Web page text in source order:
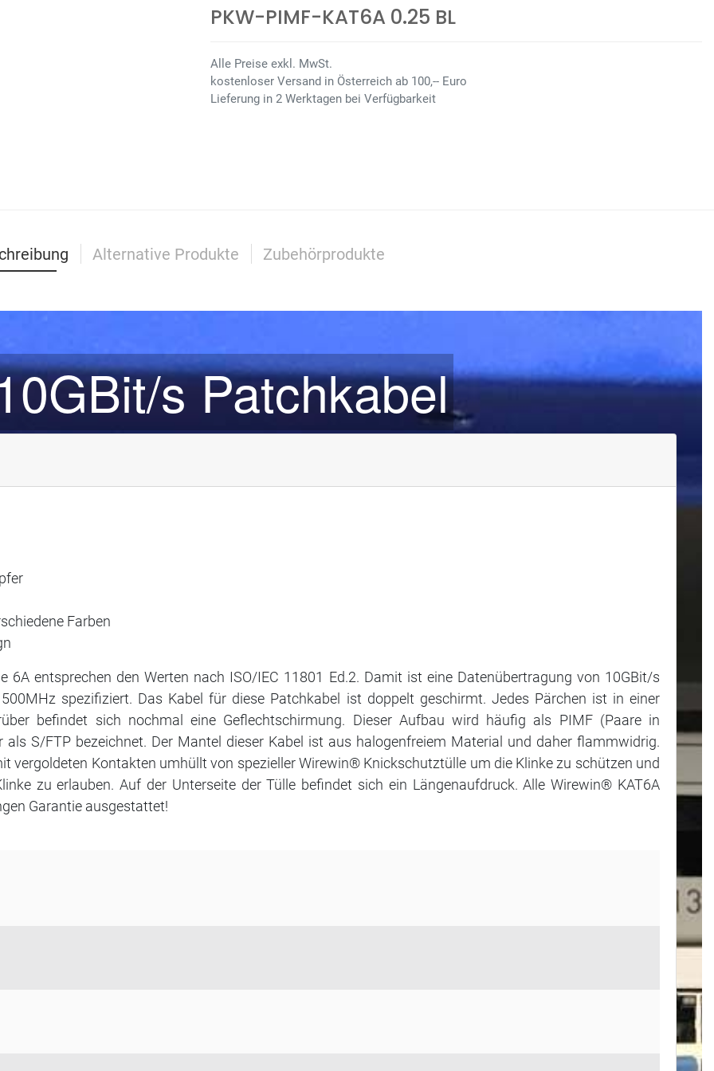
PKW-PIMF-KAT6A 0.25 BL
Alle Preise exkl. MwSt.
kostenloser Versand in Österreich ab 100,-- Euro
Lieferung in 2 Werktagen bei Verfügbarkeit
Alternative Produkte Zubehörprodukte
s Patchkabel
Farben
6A entsprechen den Werten nach ISO/IEC 11801 Ed.2. Damit ist eine Datenübertragung von 10GBit/s
spezifiziert. Das Kabel für diese Patchkabel ist doppelt geschirmt. Jedes Pärchen ist in einer
befindet sich nochmal eine Geflechtschirmung. Dieser Aufbau wird häufig als PIMF (Paare in
S/FTP bezeichnet. Der Mantel dieser Kabel ist aus halogenfreiem Material und daher flammwidrig.
vergoldeten Kontakten umhüllt von spezieller Wirewin® Knickschutztülle um die Klinke zu schützen und
zu erlauben. Auf der Unterseite der Tülle befindet sich ein Längenaufdruck. Alle Wirewin® KAT6A
Garantie ausgestattet!